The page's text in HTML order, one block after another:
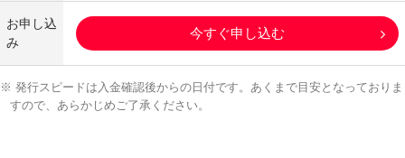
お申し込
み
今すぐ申し込む
※ 発行スピードは入金確認後からの日付です。あくまで目安となっておりま
すので、あらかじめご了承ください。